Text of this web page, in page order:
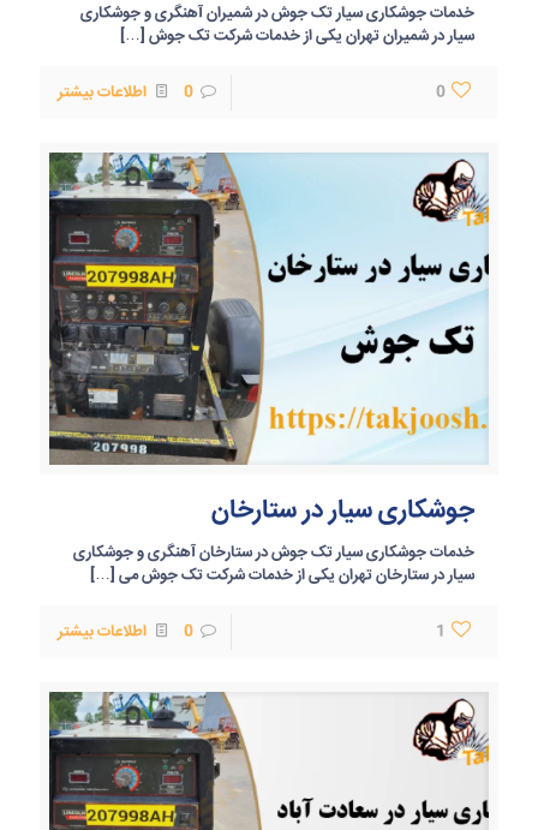
خدمات جوشکاری سیار تک جوش در شمیران آهنگری و جوشکاری
سیار در شمیران تهران یکی از خدمات شرکت تک جوش […]
0
0 اطلاعات بیشتر
جوشکاری سیار در ستارخان
خدمات جوشکاری سیار تک جوش در ستارخان آهنگری و جوشکاری
سیار در ستارخان تهران یکی از خدمات شرکت تک جوش می […]
1
0 اطلاعات بیشتر